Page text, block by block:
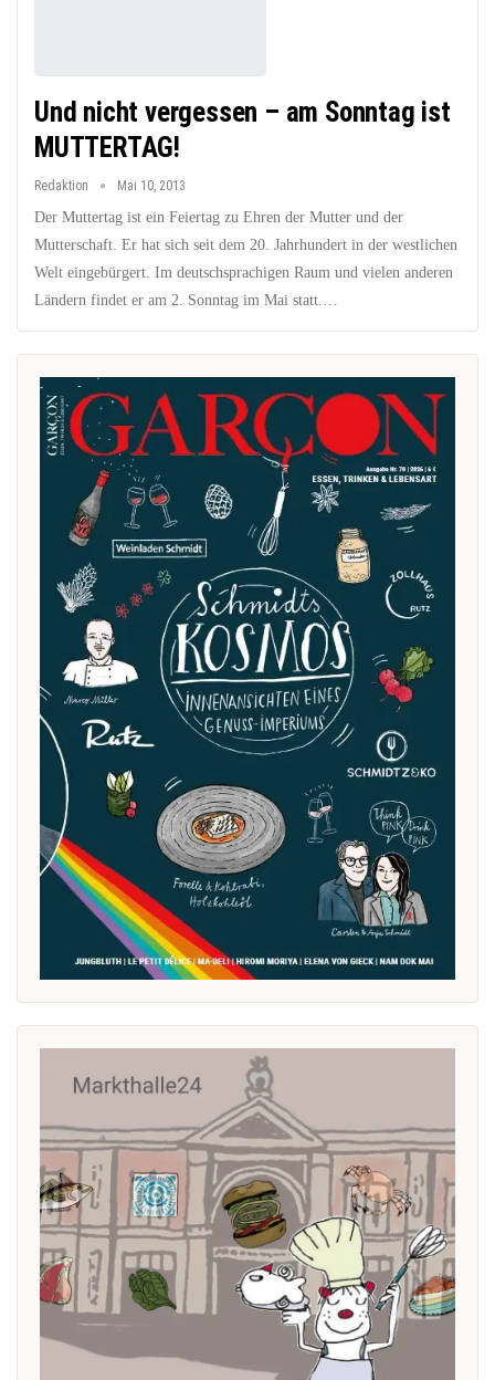
Und nicht vergessen – am Sonntag ist
MUTTERTAG!
Redaktion Mai 10, 2013
Der Muttertag ist ein Feiertag zu Ehren der Mutter und der
Mutterschaft. Er hat sich seit dem 20. Jahrhundert in der westlichen
Welt eingebürgert. Im deutschsprachigen Raum und vielen anderen
Ländern findet er am 2. Sonntag im Mai statt.…